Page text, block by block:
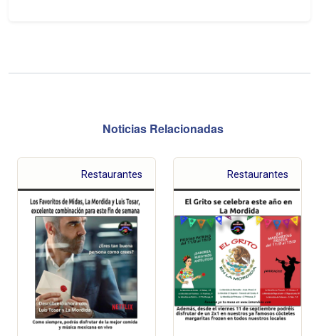
Noticias Relacionadas
Restaurantes Restaurantes